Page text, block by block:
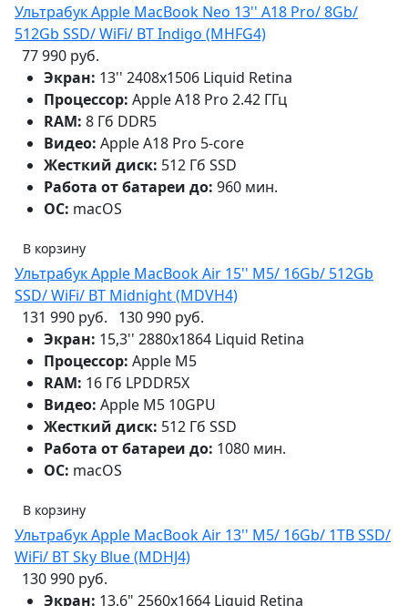
Ультрабук Apple MacBook Neo 13'' A18 Pro/ 8Gb/
512Gb SSD/ WiFi/ BT Indigo (MHFG4)
77 990 руб.
Экран: 13'' 2408x1506 Liquid Retina
Процессор: Apple A18 Pro 2.42 ГГц
RAM: 8 Гб DDR5
Видео: Apple A18 Pro 5-core
Жесткий диск: 512 Гб SSD
Работа от батареи до: 960 мин.
ОС: macOS
В корзину
Ультрабук Apple MacBook Air 15'' M5/ 16Gb/ 512Gb
SSD/ WiFi/ BT Midnight (MDVH4)
131 990 руб.
130 990 руб.
Экран: 15,3'' 2880x1864 Liquid Retina
Процессор: Apple M5
RAM: 16 Гб LPDDR5X
Видео: Apple M5 10GPU
Жесткий диск: 512 Гб SSD
Работа от батареи до: 1080 мин.
ОС: macOS
В корзину
Ультрабук Apple MacBook Air 13'' M5/ 16Gb/ 1TB SSD/
WiFi/ BT Sky Blue (MDHJ4)
130 990 руб.
Экран: 13.6" 2560x1664 Liquid Retina